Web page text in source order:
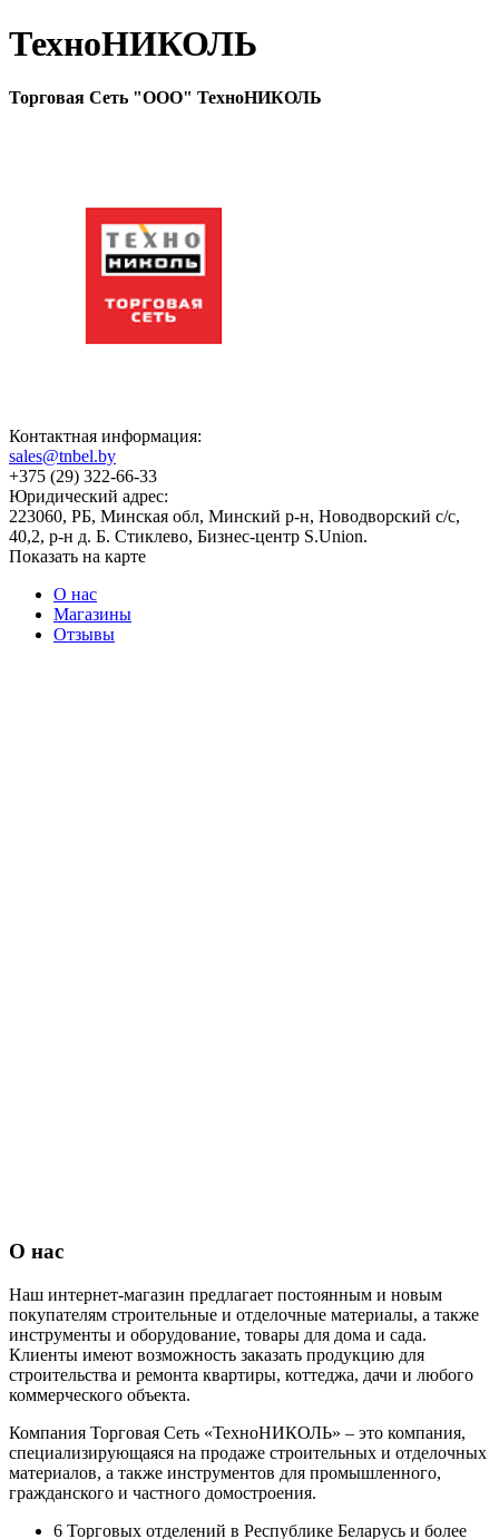
ТехноНИКОЛЬ
Торговая Сеть "ООО" ТехноНИКОЛЬ
Контактная информация:
sales@tnbel.by
+375 (29) 322-66-33
Юридический адрес:
223060, РБ, Минская обл, Минский р-н, Новодворский с/с,
40,2, р-н д. Б. Стиклево, Бизнес-центр S.Union.
Показать на карте
О нас
Магазины
Отзывы
О нас
Наш интернет-магазин предлагает постоянным и новым
покупателям строительные и отделочные материалы, а также
инструменты и оборудование, товары для дома и сада.
Клиенты имеют возможность заказать продукцию для
строительства и ремонта квартиры, коттеджа, дачи и любого
коммерческого объекта.
Компания Торговая Сеть «ТехноНИКОЛЬ» – это компания,
специализирующаяся на продаже строительных и отделочных
материалов, а также инструментов для промышленного,
гражданского и частного домостроения.
6 Торговых отделений в Республике Беларусь и более